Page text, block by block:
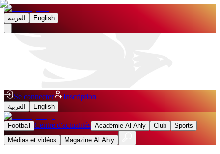
العربية English
Se connecter Inscription
العربية English
Football Centre d'actualités Académie Al Ahly Club
Sports
Médias et vidéos
Magazine Al Ahly